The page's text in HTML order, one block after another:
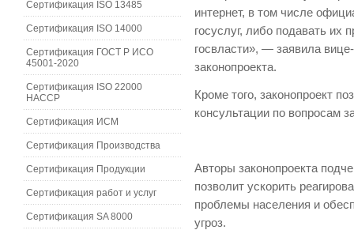
интернет, в том числе
госуслуг, либо подавать их
госвласти», — заявила
законопроекта.
Кроме того, законопроект
консультации по вопросам
Авторы законопроекта
позволит ускорить
проблемы населения и
угроз.
Сертификация ISO 13485
Сертификация ISO 14000
Сертификация ГОСТ Р ИСО
45001-2020
Сертификация ISO 22000
HACCP
Сертификация ИСМ
Сертификация Производства
Сертификация Продукции
Сертификация работ и услуг
Сертификация SA 8000